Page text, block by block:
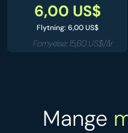
6,00 US$
Flytning: 6,00 US$
Fornyelse: 15,60 US$/år
Mange